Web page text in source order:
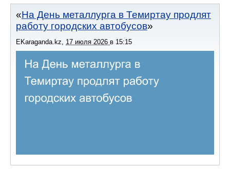
На День металлурга в Темиртау продлят
работу городских автобусов
EKaraganda.kz 17 июля 2026 в 15:15